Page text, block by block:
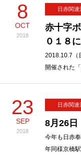
8
OCT
2018
日赤関連
赤十字
０１８
2018.10.7（
開催された
23
SEP
2018
日赤関連
8月26
今年も日赤
年同様京橋